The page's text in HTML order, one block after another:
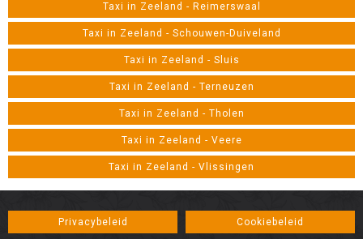
Taxi in Zeeland - Reimerswaal
Taxi in Zeeland - Schouwen-Duiveland
Taxi in Zeeland - Sluis
Taxi in Zeeland - Terneuzen
Taxi in Zeeland - Tholen
Taxi in Zeeland - Veere
Taxi in Zeeland - Vlissingen
Privacybeleid Cookiebeleid